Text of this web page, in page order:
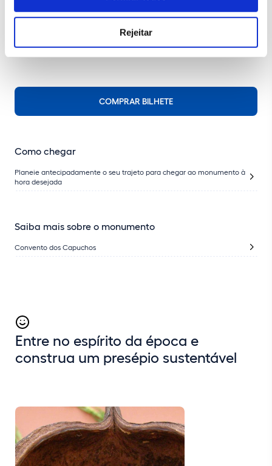
Rejeitar
COMPRAR BILHETE
Como chegar
Planeie antecipadamente o seu trajeto para chegar ao monumento à
hora desejada
Saiba mais sobre o monumento
Convento dos Capuchos
Entre no espírito da época e
construa um presépio sustentável